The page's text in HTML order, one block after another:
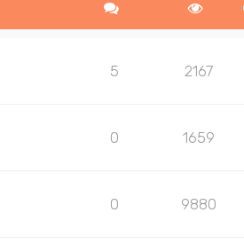
5 2167
0 1659
0 9880